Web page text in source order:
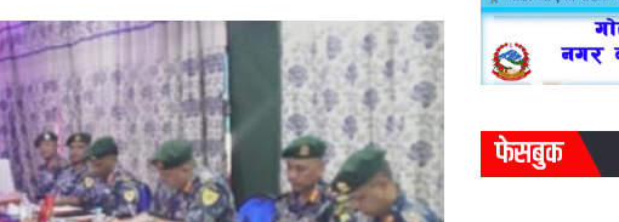
फेसबुक